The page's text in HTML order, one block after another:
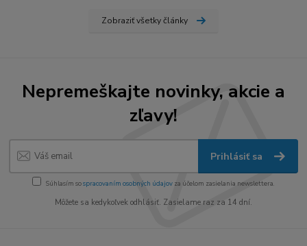
Zobraziť všetky články
Nepremeškajte novinky, akcie a
zľavy!
Prihlásiť sa
Súhlasím sospracovaním osobných údajov za účelom zasielania newslettera.
Môžete sa kedykoľvek odhlásiť. Zasielame raz za 14 dní.